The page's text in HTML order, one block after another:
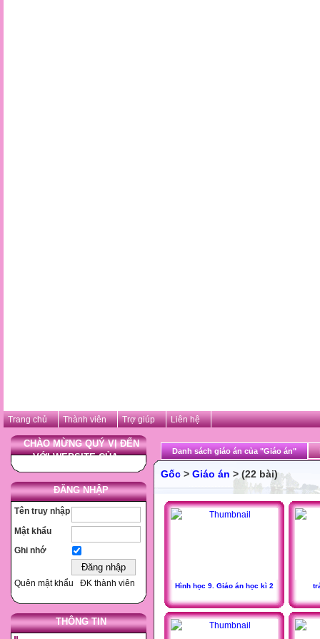
Trang chủ Thành viên Trợ giúp Liên hệ
CHÀO MỪNG QUÝ VỊ ĐẾN
VỚI WEBSITE CỦA ...
ĐĂNG NHẬP
Tên truy nhập
Mật khẩu
Ghi nhớ
Quên mật khẩu ĐK thành viên
THÔNG TIN
Danh sách giáo án của "Giáo án"
Gốc > Giáo án > (22 bài)
Hình học 9. Giáo án học kì 2